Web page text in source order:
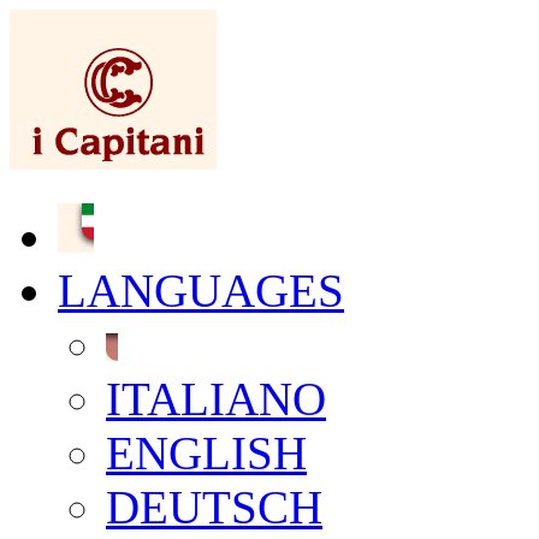
LANGUAGES
ITALIANO
ENGLISH
DEUTSCH